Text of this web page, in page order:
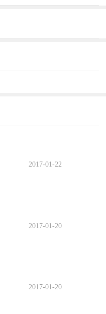
2017-01-22
2017-01-20
2017-01-20